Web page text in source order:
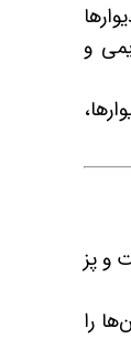
و
و پز
را